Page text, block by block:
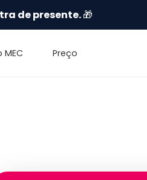
de presente.🎁
Preço